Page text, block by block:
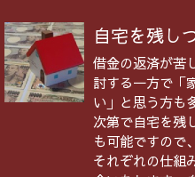
自宅を残し
借金の返済が苦
討する一方で「
い」と思う方も
次第で自宅を残
も可能ですので
それぞれの仕組